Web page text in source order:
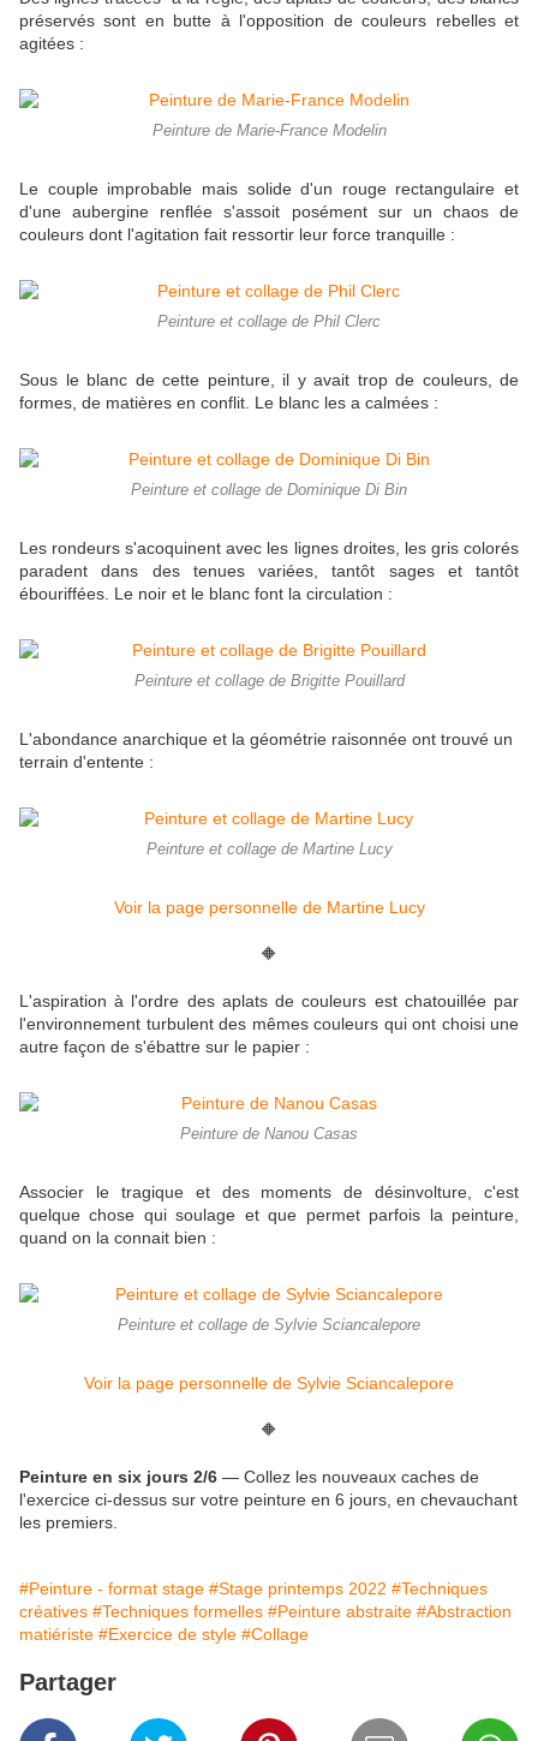
préservés sont en butte à l'opposition de couleurs rebelles et
agitées :
Peinture de Marie-France Modelin
Le couple improbable mais solide d'un rouge rectangulaire et
d'une aubergine renflée s'assoit posément sur un chaos de
couleurs dont l'agitation fait ressortir leur force tranquille :
Peinture et collage de Phil Clerc
Sous le blanc de cette peinture, il y avait trop de couleurs, de
formes, de matières en conflit. Le blanc les a calmées :
Peinture et collage de Dominique Di Bin
Les rondeurs s'acoquinent avec les lignes droites, les gris colorés
paradent dans des tenues variées, tantôt sages et tantôt
ébouriffées. Le noir et le blanc font la circulation :
Peinture et collage de Brigitte Pouillard
L'abondance anarchique et la géométrie raisonnée ont trouvé un
terrain d'entente :
Peinture et collage de Martine Lucy
Voir la page personnelle de Martine Lucy
🔶
L'aspiration à l'ordre des aplats de couleurs est chatouillée par
l'environnement turbulent des mêmes couleurs qui ont choisi une
autre façon de s'ébattre sur le papier :
Peinture de Nanou Casas
Associer le tragique et des moments de désinvolture, c'est
quelque chose qui soulage et que permet parfois la peinture,
quand on la connait bien :
Peinture et collage de Sylvie Sciancalepore
Voir la page personnelle de Sylvie Sciancalepore
🔶
Peinture en six jours 2/6 — Collez les nouveaux caches de
l'exercice ci-dessus sur votre peinture en 6 jours, en chevauchant
les premiers.
#Peinture - format stage #Stage printemps 2022 #Techniques
créatives #Techniques formelles #Peinture abstraite #Abstraction
matiériste #Exercice de style #Collage
Partager